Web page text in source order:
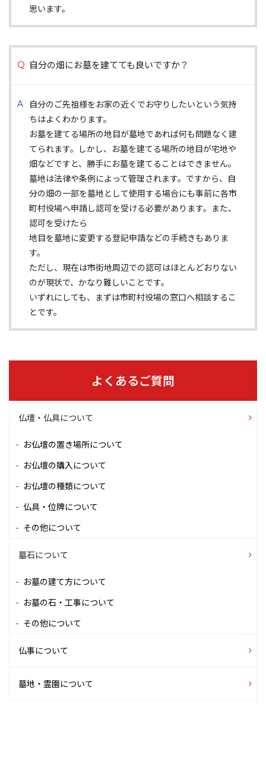
思います。
自分の畑にお墓を建てても良いですか？
自分のご先祖様をお家の近くでお守りしたいという気持
ちはよくわかります。
お墓を建てる場所の地目が墓地であれば何も問題なく建
てられます。しかし、お墓を建てる場所の地目が宅地や
畑などですと、勝手にお墓を建てることはできません。
墓地は法律や条例によって管理されます。ですから、自
分の畑の一部を墓地として使用する場合にも事前に各市
町村役場へ申請し認可を受ける必要があります。また、
認可を受けたら
地目を墓地に変更する登記申請などの手続きもありま
す。
ただし、現在は市街地周辺での認可はほとんどおりない
のが現状で、かなり難しいことです。
いずれにしても、まずは市町村役場の窓口へ相談するこ
とです。
よくあるご質問
仏壇・仏具について
お仏壇の置き場所について
お仏壇の購入について
お仏壇の種類について
仏具・位牌について
その他について
墓石について
お墓の建て方について
お墓の石・工事について
その他について
仏事について
墓地・霊園について